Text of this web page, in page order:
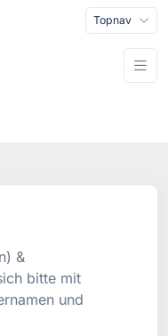
Topnav
&
bitte mit
und